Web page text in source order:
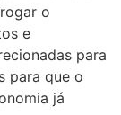
o
e
para
para que o
já